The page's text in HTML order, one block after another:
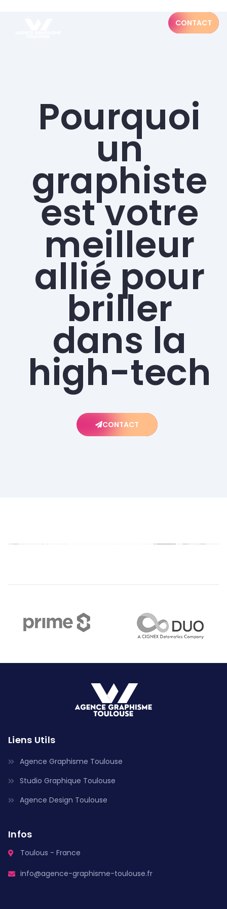
CONTACT
Pourquoi
un
graphiste
est votre
meilleur
allié pour
briller
dans la
high-tech
CONTACT
Liens Utils
Agence Graphisme Toulouse
Studio Graphique Toulouse
Agence Design Toulouse
Infos
Toulous - France
info@agence-graphisme-toulouse.fr